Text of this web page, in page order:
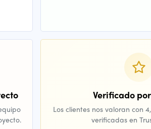
Verificado
Los clientes nos valoran con
verificadas en